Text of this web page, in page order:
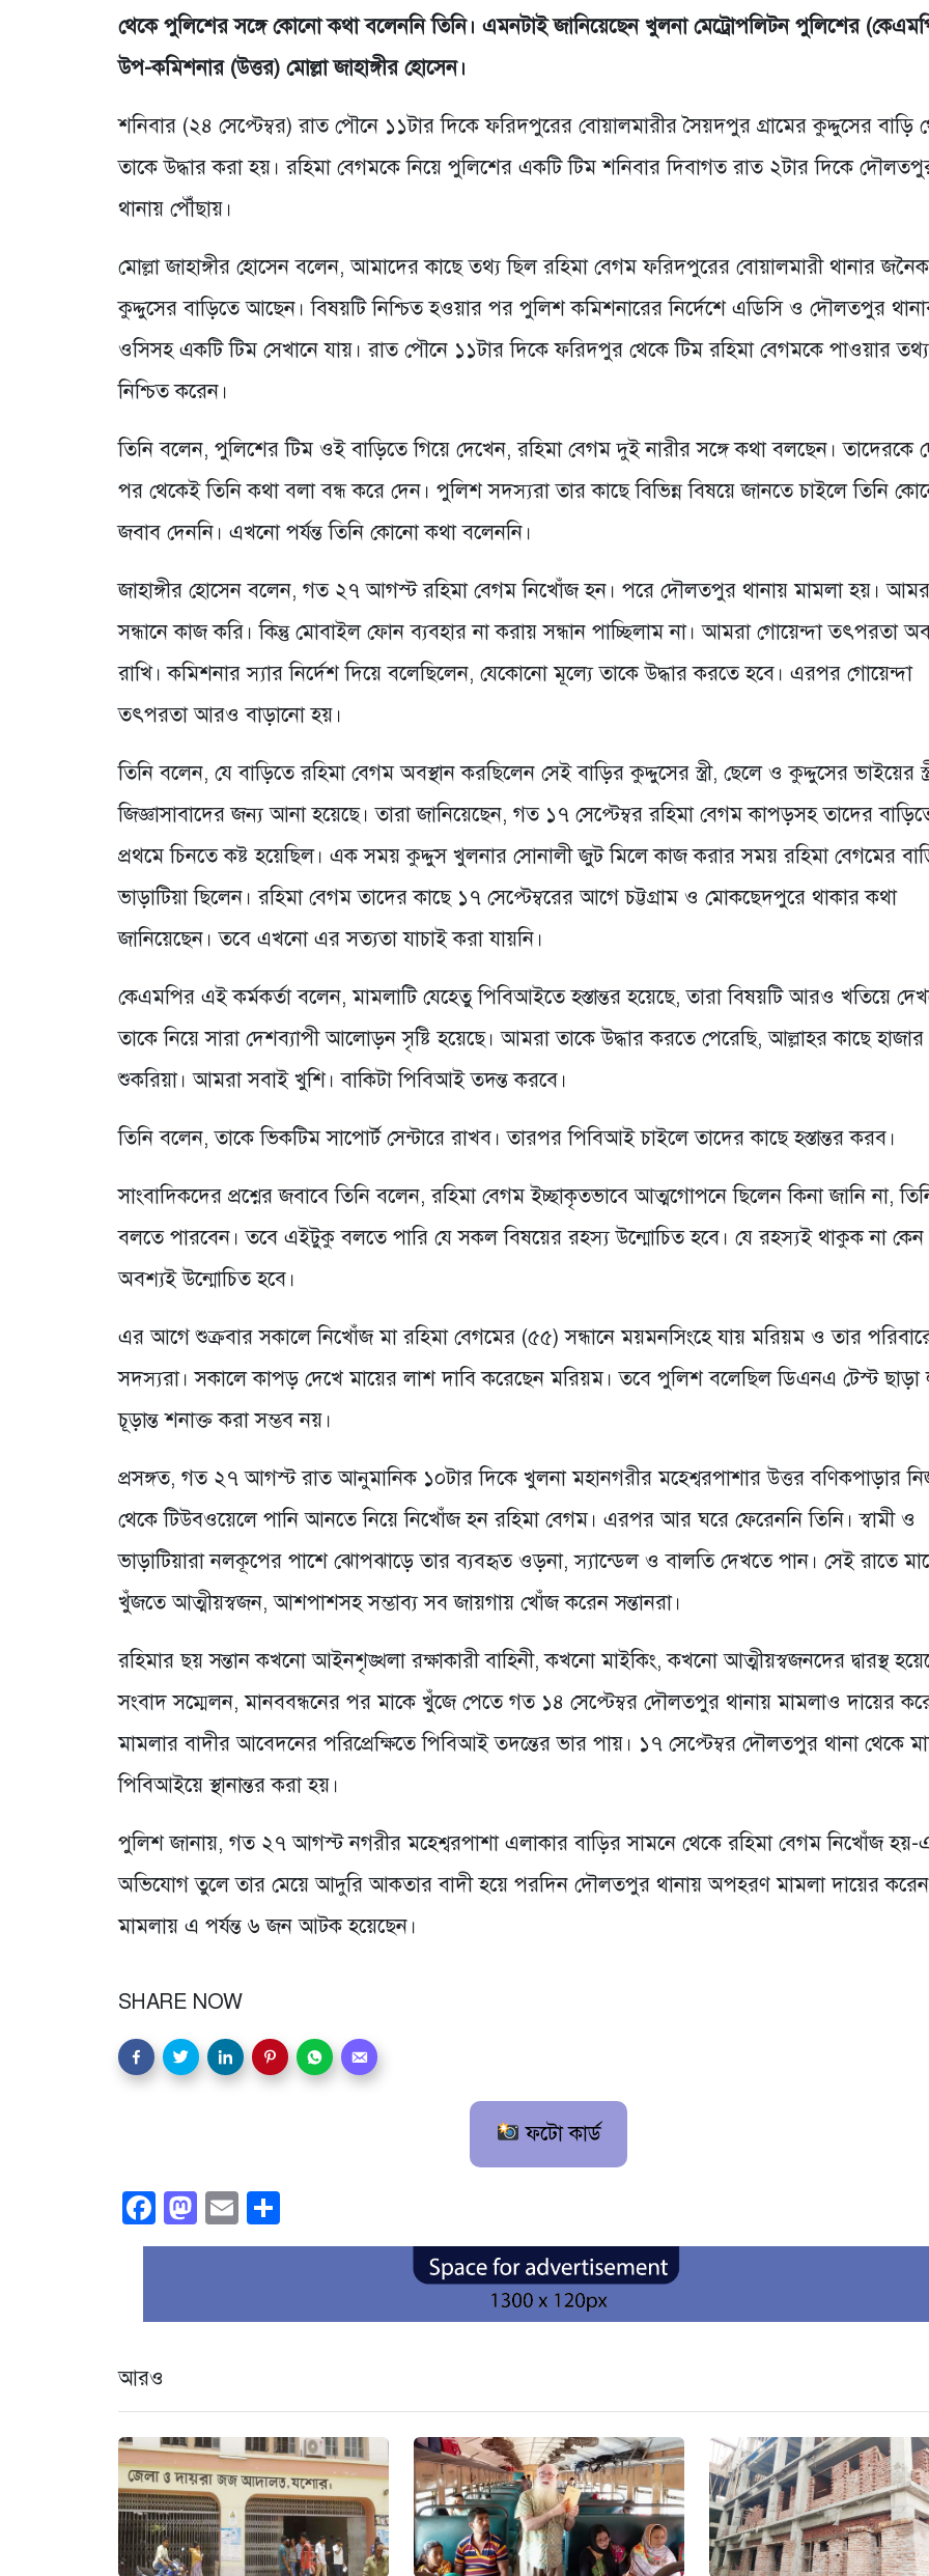
থেকে পুলিশের সঙ্গে কোনো কথা বলেননি তিনি। এমনটাই জানিয়েছেন খুলনা মেট্রোপলিটন পুলিশের
উপ-কমিশনার (উত্তর) মোল্লা জাহাঙ্গীর হোসেন।
শনিবার (২৪ সেপ্টেম্বর) রাত পৌনে ১১টার দিকে ফরিদপুরের বোয়ালমারীর সৈয়দপুর গ্রামের কুদ্দুসের বাড়ি
তাকে উদ্ধার করা হয়। রহিমা বেগমকে নিয়ে পুলিশের একটি টিম শনিবার দিবাগত রাত ২টার দিকে
থানায় পৌঁছায়।
মোল্লা জাহাঙ্গীর হোসেন বলেন, আমাদের কাছে তথ্য ছিল রহিমা বেগম ফরিদপুরের বোয়ালমারী থানার জনৈক
কুদ্দুসের বাড়িতে আছেন। বিষয়টি নিশ্চিত হওয়ার পর পুলিশ কমিশনারের নির্দেশে এডিসি ও দৌলতপুর
ওসিসহ একটি টিম সেখানে যায়। রাত পৌনে ১১টার দিকে ফরিদপুর থেকে টিম রহিমা বেগমকে পাওয়ার তথ্য
নিশ্চিত করেন।
তিনি বলেন, পুলিশের টিম ওই বাড়িতে গিয়ে দেখেন, রহিমা বেগম দুই নারীর সঙ্গে কথা বলছেন। তাদেরকে
পর থেকেই তিনি কথা বলা বন্ধ করে দেন। পুলিশ সদস্যরা তার কাছে বিভিন্ন বিষয়ে জানতে চাইলে তিনি
জবাব দেননি। এখনো পর্যন্ত তিনি কোনো কথা বলেননি।
জাহাঙ্গীর হোসেন বলেন, গত ২৭ আগস্ট রহিমা বেগম নিখোঁজ হন। পরে দৌলতপুর থানায় মামলা হয়।
সন্ধানে কাজ করি। কিন্তু মোবাইল ফোন ব্যবহার না করায় সন্ধান পাচ্ছিলাম না। আমরা গোয়েন্দা তৎপরতা
রাখি। কমিশনার স্যার নির্দেশ দিয়ে বলেছিলেন, যেকোনো মূল্যে তাকে উদ্ধার করতে হবে। এরপর গোয়েন্দা
তৎপরতা আরও বাড়ানো হয়।
তিনি বলেন, যে বাড়িতে রহিমা বেগম অবস্থান করছিলেন সেই বাড়ির কুদ্দুসের স্ত্রী, ছেলে ও কুদ্দুসের ভাইয়ের
জিজ্ঞাসাবাদের জন্য আনা হয়েছে। তারা জানিয়েছেন, গত ১৭ সেপ্টেম্বর রহিমা বেগম কাপড়সহ তাদের
প্রথমে চিনতে কষ্ট হয়েছিল। এক সময় কুদ্দুস খুলনার সোনালী জুট মিলে কাজ করার সময় রহিমা বেগমের
ভাড়াটিয়া ছিলেন। রহিমা বেগম তাদের কাছে ১৭ সেপ্টেম্বরের আগে চট্টগ্রাম ও মোকছেদপুরে থাকার কথা
জানিয়েছেন। তবে এখনো এর সত্যতা যাচাই করা যায়নি।
কেএমপির এই কর্মকর্তা বলেন, মামলাটি যেহেতু পিবিআইতে হস্তান্তর হয়েছে, তারা বিষয়টি আরও খতিয়ে
তাকে নিয়ে সারা দেশব্যাপী আলোড়ন সৃষ্টি হয়েছে। আমরা তাকে উদ্ধার করতে পেরেছি, আল্লাহর কাছে হাজার
শুকরিয়া। আমরা সবাই খুশি। বাকিটা পিবিআই তদন্ত করবে।
তিনি বলেন, তাকে ভিকটিম সাপোর্ট সেন্টারে রাখব। তারপর পিবিআই চাইলে তাদের কাছে হস্তান্তর করব।
সাংবাদিকদের প্রশ্নের জবাবে তিনি বলেন, রহিমা বেগম ইচ্ছাকৃতভাবে আত্মগোপনে ছিলেন কিনা জানি না,
বলতে পারবেন। তবে এইটুকু বলতে পারি যে সকল বিষয়ের রহস্য উন্মোচিত হবে। যে রহস্যই থাকুক না কেন
অবশ্যই উন্মোচিত হবে।
এর আগে শুক্রবার সকালে নিখোঁজ মা রহিমা বেগমের (৫৫) সন্ধানে ময়মনসিংহে যায় মরিয়ম ও তার
সদস্যরা। সকালে কাপড় দেখে মায়ের লাশ দাবি করেছেন মরিয়ম। তবে পুলিশ বলেছিল ডিএনএ টেস্ট ছাড়া
চূড়ান্ত শনাক্ত করা সম্ভব নয়।
প্রসঙ্গত, গত ২৭ আগস্ট রাত আনুমানিক ১০টার দিকে খুলনা মহানগরীর মহেশ্বরপাশার উত্তর বণিকপাড়ার
থেকে টিউবওয়েলে পানি আনতে নিয়ে নিখোঁজ হন রহিমা বেগম। এরপর আর ঘরে ফেরেননি তিনি। স্বামী ও
ভাড়াটিয়ারা নলকূপের পাশে ঝোপঝাড়ে তার ব্যবহৃত ওড়না, স্যান্ডেল ও বালতি দেখতে পান। সেই রাতে
খুঁজতে আত্মীয়স্বজন, আশপাশসহ সম্ভাব্য সব জায়গায় খোঁজ করেন সন্তানরা।
রহিমার ছয় সন্তান কখনো আইনশৃঙ্খলা রক্ষাকারী বাহিনী, কখনো মাইকিং, কখনো আত্মীয়স্বজনদের দ্বারস্থ
সংবাদ সম্মেলন, মানববন্ধনের পর মাকে খুঁজে পেতে গত ১৪ সেপ্টেম্বর দৌলতপুর থানায় মামলাও দায়ের
মামলার বাদীর আবেদনের পরিপ্রেক্ষিতে পিবিআই তদন্তের ভার পায়। ১৭ সেপ্টেম্বর দৌলতপুর থানা থেকে
পিবিআইয়ে স্থানান্তর করা হয়।
পুলিশ জানায়, গত ২৭ আগস্ট নগরীর মহেশ্বরপাশা এলাকার বাড়ির সামনে থেকে রহিমা বেগম নিখোঁজ হয়-
অভিযোগ তুলে তার মেয়ে আদুরি আকতার বাদী হয়ে পরদিন দৌলতপুর থানায় অপহরণ মামলা দায়ের
মামলায় এ পর্যন্ত ৬ জন আটক হয়েছেন।
SHARE NOW
ফটো কার্ড
Facebook
Mastodon
Email
আরও